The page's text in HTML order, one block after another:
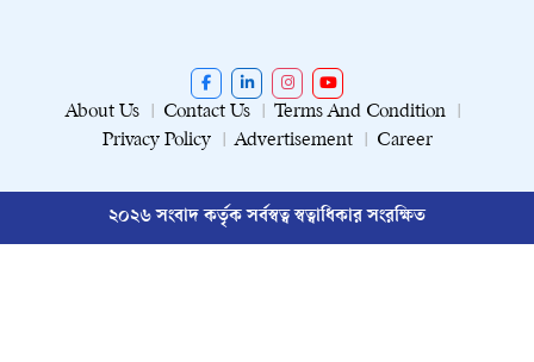
About Us Contact Us
Terms And Condition
Privacy Policy
Advertisement Career
২০২৬ সংবাদ কর্তৃক সর্বস্বত্ব স্বত্বাধিকার সংরক্ষিত